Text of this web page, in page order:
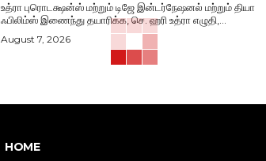
உத்ரா புரொடக்ஷன்ஸ் மற்றும் டிஜே இன்டர்நேஷனல் மற்றும் தியா
ஃபிலிம்ஸ் இணைந்து தயாரிக்க, செ. ஹரி உத்ரா எழுதி,...
August 7, 2026
HOME